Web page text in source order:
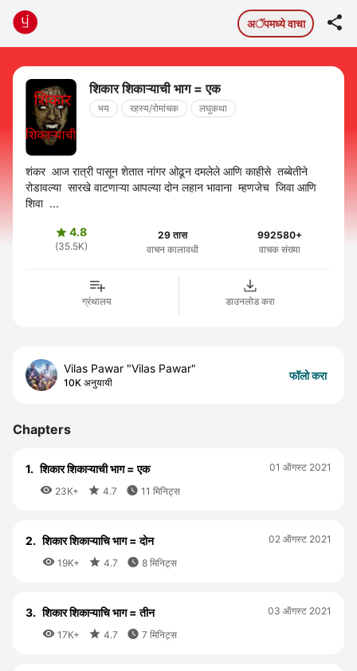
अॅपमध्ये वाचा 
शिकार शिकाऱ्याची भाग = एक
भय रहस्य/रोमांचक लघुकथा
शंकर आज रात्री पासून शेतात नांगर ओढून दमलेले आणि काहीसे तब्बेतीने
रोडावल्या सारखे वाटणाऱ्या आपल्या दोन लहान भावाना म्हणजेच जिवा आणि
शिवा ...
4.8
(35.5K)
29 तास
वाचन कालावधी
992580+
वाचक संख्या
ग्रंथालय डाउनलोड करा
Vilas Pawar "Vilas Pawar"
10K अनुयायी
फॉलो करा
Chapters
1. शिकार शिकाऱ्याची भाग = एक
 23K+  4.7  11 मिनिट्स
01 ऑगस्ट 2021
2. शिकार शिकाऱ्याचि भाग = दोन
 19K+  4.7  8 मिनिट्स
02 ऑगस्ट 2021
3. शिकार शिकाऱ्याचि भाग = तीन
 17K+  4.7  7 मिनिट्स
03 ऑगस्ट 2021